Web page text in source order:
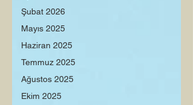
Şubat 2026
Mayıs 2025
Haziran 2025
Temmuz 2025
Ağustos 2025
Ekim 2025